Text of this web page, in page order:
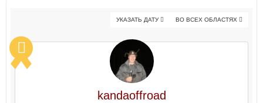
ВО ВСЕХ ОБЛАСТЯХ
УКАЗАТЬ ДАТУ
kandaoffroad